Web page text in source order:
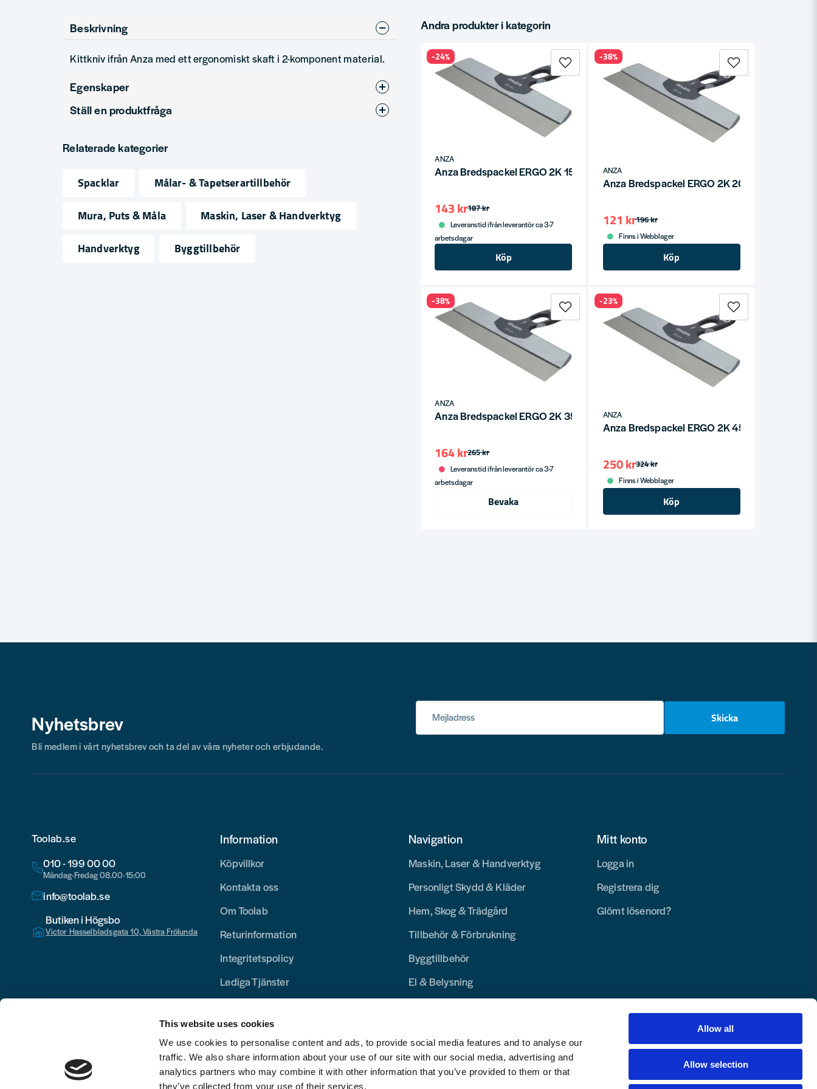
This website uses cookies
We use cookies to personalise content and ads, to provide social media features and to analyse our
traffic. We also share information about your use of our site with our social media, advertising and
analytics partners who may combine it with other information that you’ve provided to them or that
they’ve collected from your use of their services.
Allow all
Allow selection
Beskrivning
Kittkniv ifrån Anza med ett ergonomiskt skaft i 2-komponent material.
Egenskaper
Produkttyp
Ställ en produktfråga
Fråga oss något om denna produkten...
Relaterade kategorier
Spacklar
Målar- & Tapetserartillbehör
Mura, Puts & Måla
Maskin, Laser & Handverktyg
Handverktyg
Byggtillbehör
Andra produkter i kategorin
ANZA
Anza Bredspackel ERGO 2K 150mm
187 kr
143 kr
Leveranstid ifrån leverantör ca 3-7
arbetsdagar
Köp
-24%
ANZA
Anza Bredspackel ERGO 2K 200mm
196 kr
121 kr
Finns i Webblager
Köp
-38%
ANZA
Anza Bredspackel ERGO 2K 350mm
265 kr
164 kr
Leveranstid ifrån leverantör ca 3-7
arbetsdagar
Bevaka
-38%
ANZA
Anza Bredspackel ERGO 2K 450mm
324 kr
250 kr
Finns i Webblager
Köp
-23%
Nyhetsbrev Mejladress Skicka
Bli medlem i vårt nyhetsbrev och ta del av våra nyheter och erbjudande.
Toolab.se
010 - 199 00 00
Måndag-Fredag 08.00-15:00
info@toolab.se
Butiken i Högsbo
Victor Hasselbladsgata 10, Västra Frölunda
Information
Köpvillkor
Kontakta oss
Om Toolab
Returinformation
Integritetspolicy
Lediga Tjänster
Navigation
Maskin, Laser & Handverktyg
Personligt Skydd & Kläder
Hem, Skog & Trädgård
Tillbehör & Förbrukning
Byggtillbehör
El & Belysning
Mitt konto
Logga in
Registrera dig
Glömt lösenord?